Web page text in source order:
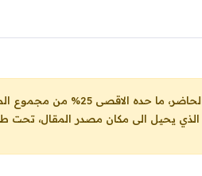
شرط: ذكر اسم المؤلف والناشر ووضع رابط
الذي يحيل الى مكان مصدر المقال، تحت